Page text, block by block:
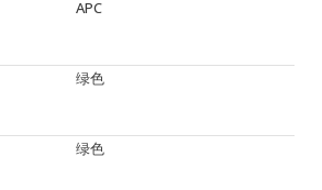
APC
绿色
绿色